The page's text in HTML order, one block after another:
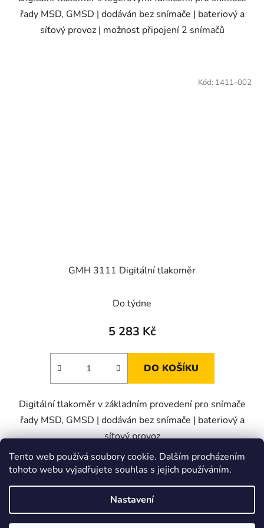
Tento web používá soubory cookie. Dalším procházením
tohoto webu vyjadřujete souhlas s jejich používáním.
Nastavení
řady MSD, GMSD | dodáván bez snímače | bateriový a
síťový provoz | možnost připojení 2 snímačů
GMH 3111 Digitální tlakoměr
Do týdne
5 283 Kč
DO KOŠÍKU
Digitální tlakoměr v základním provedení pro snímače
řady MSD, GMSD | dodáván bez snímače | bateriový a
síťový provoz
Kód: 1411-002
Heureka.cz